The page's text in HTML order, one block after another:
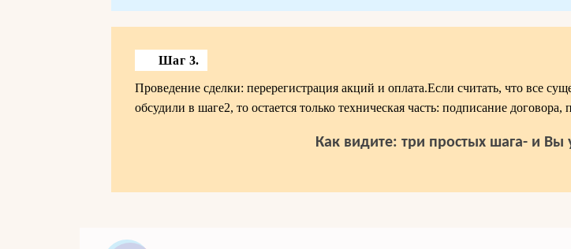
Шаг 3.
Проведение сделки: перерегистрация акций и оплата.Если считать, что все
обсудили в шаге2, то остается только техническая часть: подписание договора,
Как видите: три простых шага- и Вы